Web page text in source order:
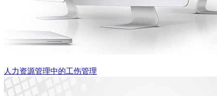
人力资源管理中的工伤管理